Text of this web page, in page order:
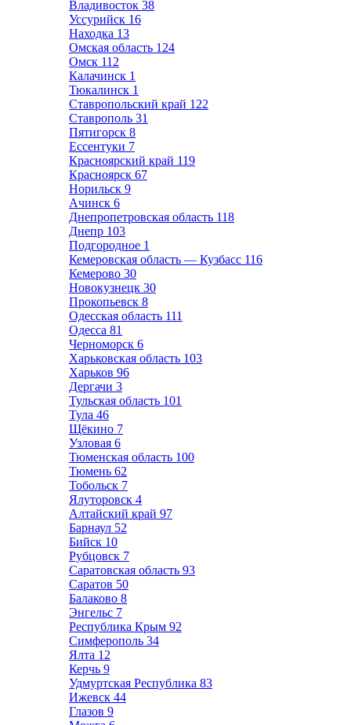
Владивосток 38
Уссурийск 16
Находка 13
Омская область 124
Омск 112
Калачинск 1
Тюкалинск 1
Ставропольский край 122
Ставрополь 31
Пятигорск 8
Ессентуки 7
Красноярский край 119
Красноярск 67
Норильск 9
Ачинск 6
Днепропетровская область 118
Днепр 103
Подгородное 1
Кемеровская область — Кузбасс 116
Кемерово 30
Новокузнецк 30
Прокопьевск 8
Одесская область 111
Одесса 81
Черноморск 6
Харьковская область 103
Харьков 96
Дергачи 3
Тульская область 101
Тула 46
Щёкино 7
Узловая 6
Тюменская область 100
Тюмень 62
Тобольск 7
Ялуторовск 4
Алтайский край 97
Барнаул 52
Бийск 10
Рубцовск 7
Саратовская область 93
Саратов 50
Балаково 8
Энгельс 7
Республика Крым 92
Симферополь 34
Ялта 12
Керчь 9
Удмуртская Республика 83
Ижевск 44
Глазов 9